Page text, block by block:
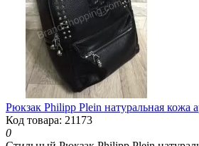
Рюкзак Philipp Plein натуральная кожа
Код товара: 21173
0